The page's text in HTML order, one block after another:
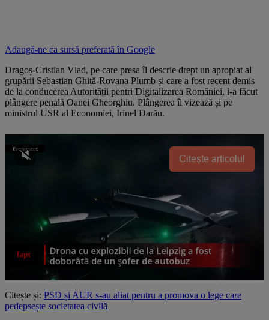
Adaugă-ne ca sursă preferată în Google
Dragoș-Cristian Vlad, pe care presa îl descrie drept un apropiat al
grupării Sebastian Ghiță-Rovana Plumb și care a fost recent demis
de la conducerea Autorității pentri Digitalizarea României, i-a făcut
plângere penală Oanei Gheorghiu. Plângerea îl vizează și pe
ministrul USR al Economiei, Irinel Darău.
Citește articolul
Citește și: PSD și AUR s-au aliat pentru a promova o lege care
pedepsește societatea civilă